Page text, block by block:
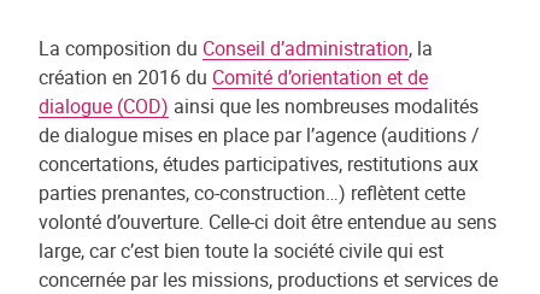
La composition du Conseil d’administration, la
création en 2016 du Comité d’orientation et de
dialogue (COD) ainsi que les nombreuses modalités
de dialogue mises en place par l’agence (auditions /
concertations, études participatives, restitutions aux
parties prenantes, co-construction…) reflètent cette
volonté d’ouverture. Celle-ci doit être entendue au sens
large, car c’est bien toute la société civile qui est
concernée par les missions, productions et services de